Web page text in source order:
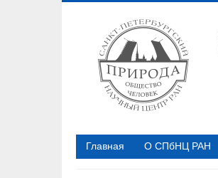
Главная О СПбНЦ РАН